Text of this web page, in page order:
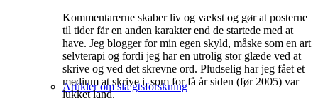
Artikler om slægtsforskning
Kommentarerne skaber liv og vækst og gør at posterne
til tider får en anden karakter end de startede med at
have. Jeg blogger for min egen skyld, måske som en art
selvterapi og fordi jeg har en utrolig stor glæde ved at
skrive og ved det skrevne ord. Pludselig har jeg fået et
medium at skrive i, som for få år siden (før 2005) var
lukket land.